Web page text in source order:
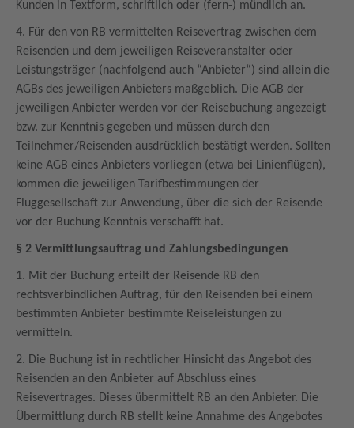
Kunden in Textform, schriftlich oder (fern-) mündlich an.
4. Für den von RB vermittelten Reisevertrag zwischen dem
Reisenden und dem jeweiligen Reiseveranstalter oder
Leistungsträger (nachfolgend auch “Anbieter“) sind allein die
AGBs des jeweiligen Anbieters maßgeblich. Die AGB der
jeweiligen Anbieter werden vor der Reisebuchung angezeigt
bzw. zur Kenntnis gegeben und müssen durch den
Teilnehmer/Reisenden ausdrücklich bestätigt werden. Sollten
keine AGB eines Anbieters vorliegen (etwa bei Linienflügen),
kommen die jeweiligen Tarifbestimmungen der
Fluggesellschaft zur Anwendung, über die sich der Reisende
vor der Buchung Kenntnis verschafft hat.
§ 2 Vermittlungsauftrag und Zahlungsbedingungen
1. Mit der Buchung erteilt der Reisende RB den
rechtsverbindlichen Auftrag, für den Reisenden bei einem
bestimmten Anbieter bestimmte Reiseleistungen zu
vermitteln.
2. Die Buchung ist in rechtlicher Hinsicht das Angebot des
Reisenden an den Anbieter auf Abschluss eines
Reisevertrages. Dieses übermittelt RB an den Anbieter. Die
Übermittlung durch RB stellt keine Annahme des Angebotes